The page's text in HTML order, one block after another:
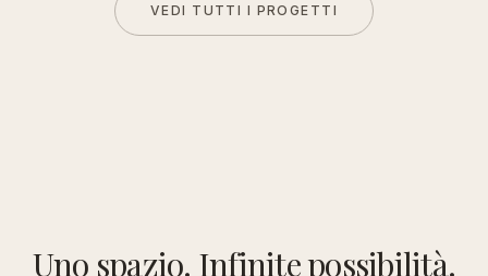
VEDI TUTTI I PROGETTI
Uno spazio. Infinite possibilità.